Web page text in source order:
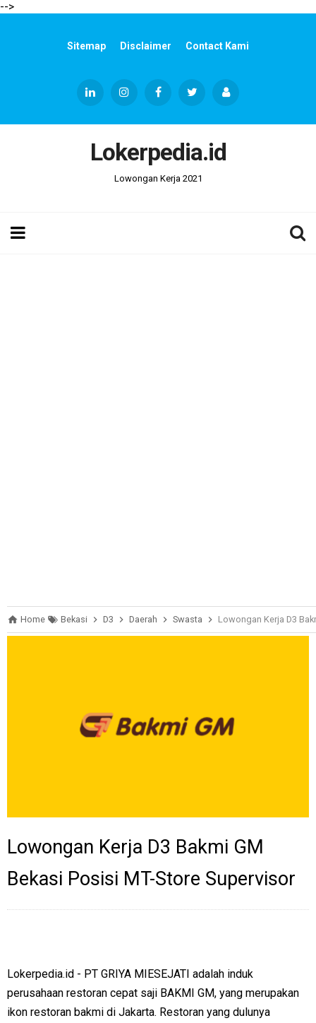
-->
Sitemap Disclaimer Contact Kami
Lokerpedia.id
Lowongan Kerja 2021
Home Bekasi D3 Daerah Swasta Lowongan Kerja D3
Lowongan Kerja D3 Bakmi GM
Bekasi Posisi MT-Store Supervisor
Lokerpedia.id - PT GRIYA MIESEJATI adalah induk
perusahaan restoran cepat saji BAKMI GM, yang merupakan
ikon restoran bakmi di Jakarta. Restoran yang dulunya